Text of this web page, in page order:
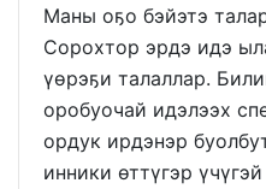
Маны оҕо бэйэтэ
Сорохтор эрдэ идэ
үөрэҕи талаллар.
оробуочай идэлээх
ордук ирдэнэр
инники өттүгэр